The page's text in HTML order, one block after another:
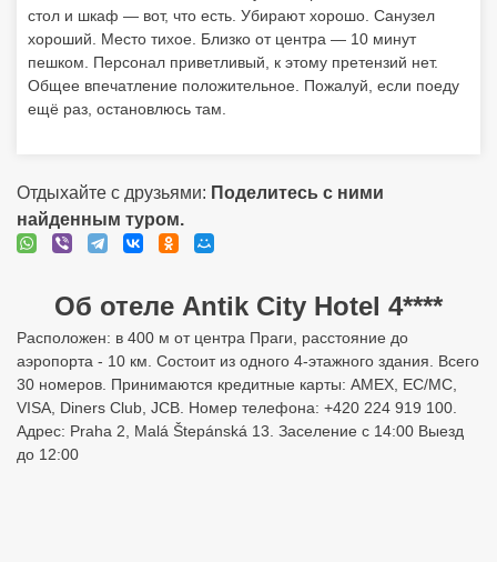
стол и шкаф — вот, что есть. Убирают хорошо. Санузел
хороший. Место тихое. Близко от центра — 10 минут
пешком. Персонал приветливый, к этому претензий нет.
Общее впечатление положительное. Пожалуй, если поеду
ещё раз, остановлюсь там.
Отдыхайте с друзьями: Поделитесь с ними
найденным туром.
Об отеле Antik City Hotel 4****
Расположен: в 400 м от центра Праги, расстояние до
аэропорта - 10 км. Состоит из одного 4-этажного здания. Всего
30 номеров. Принимаются кредитные карты: AMEX, EC/MC,
VISA, Diners Club, JCB. Номер телефона: +420 224 919 100.
Адрес: Praha 2, Malá Štepánská 13. Заселение с 14:00 Выезд
до 12:00